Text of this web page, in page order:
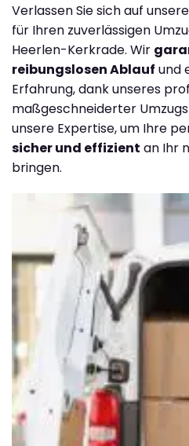
Verlassen Sie sich auf
für Ihren zuverlässigen
Heerlen-Kerkrade. Wir
reibungslosen Ablauf und
Erfahrung, dank unseres
maßgeschneiderter
unsere Expertise, um Ihre
sicher und effizient an Ihr
bringen.